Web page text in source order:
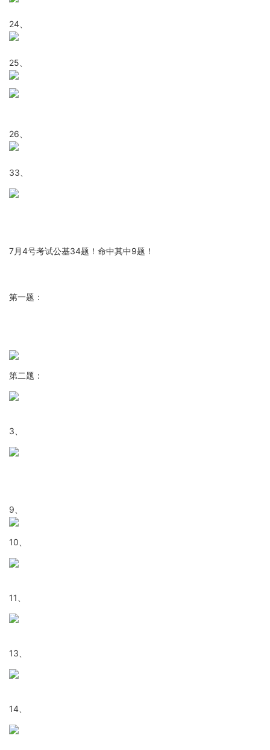
24、
25、
26、
33、
7月4号考试公基34题！命中其中9题！
第一题：
第二题：
3、
9、
10、
11、
13、
14、